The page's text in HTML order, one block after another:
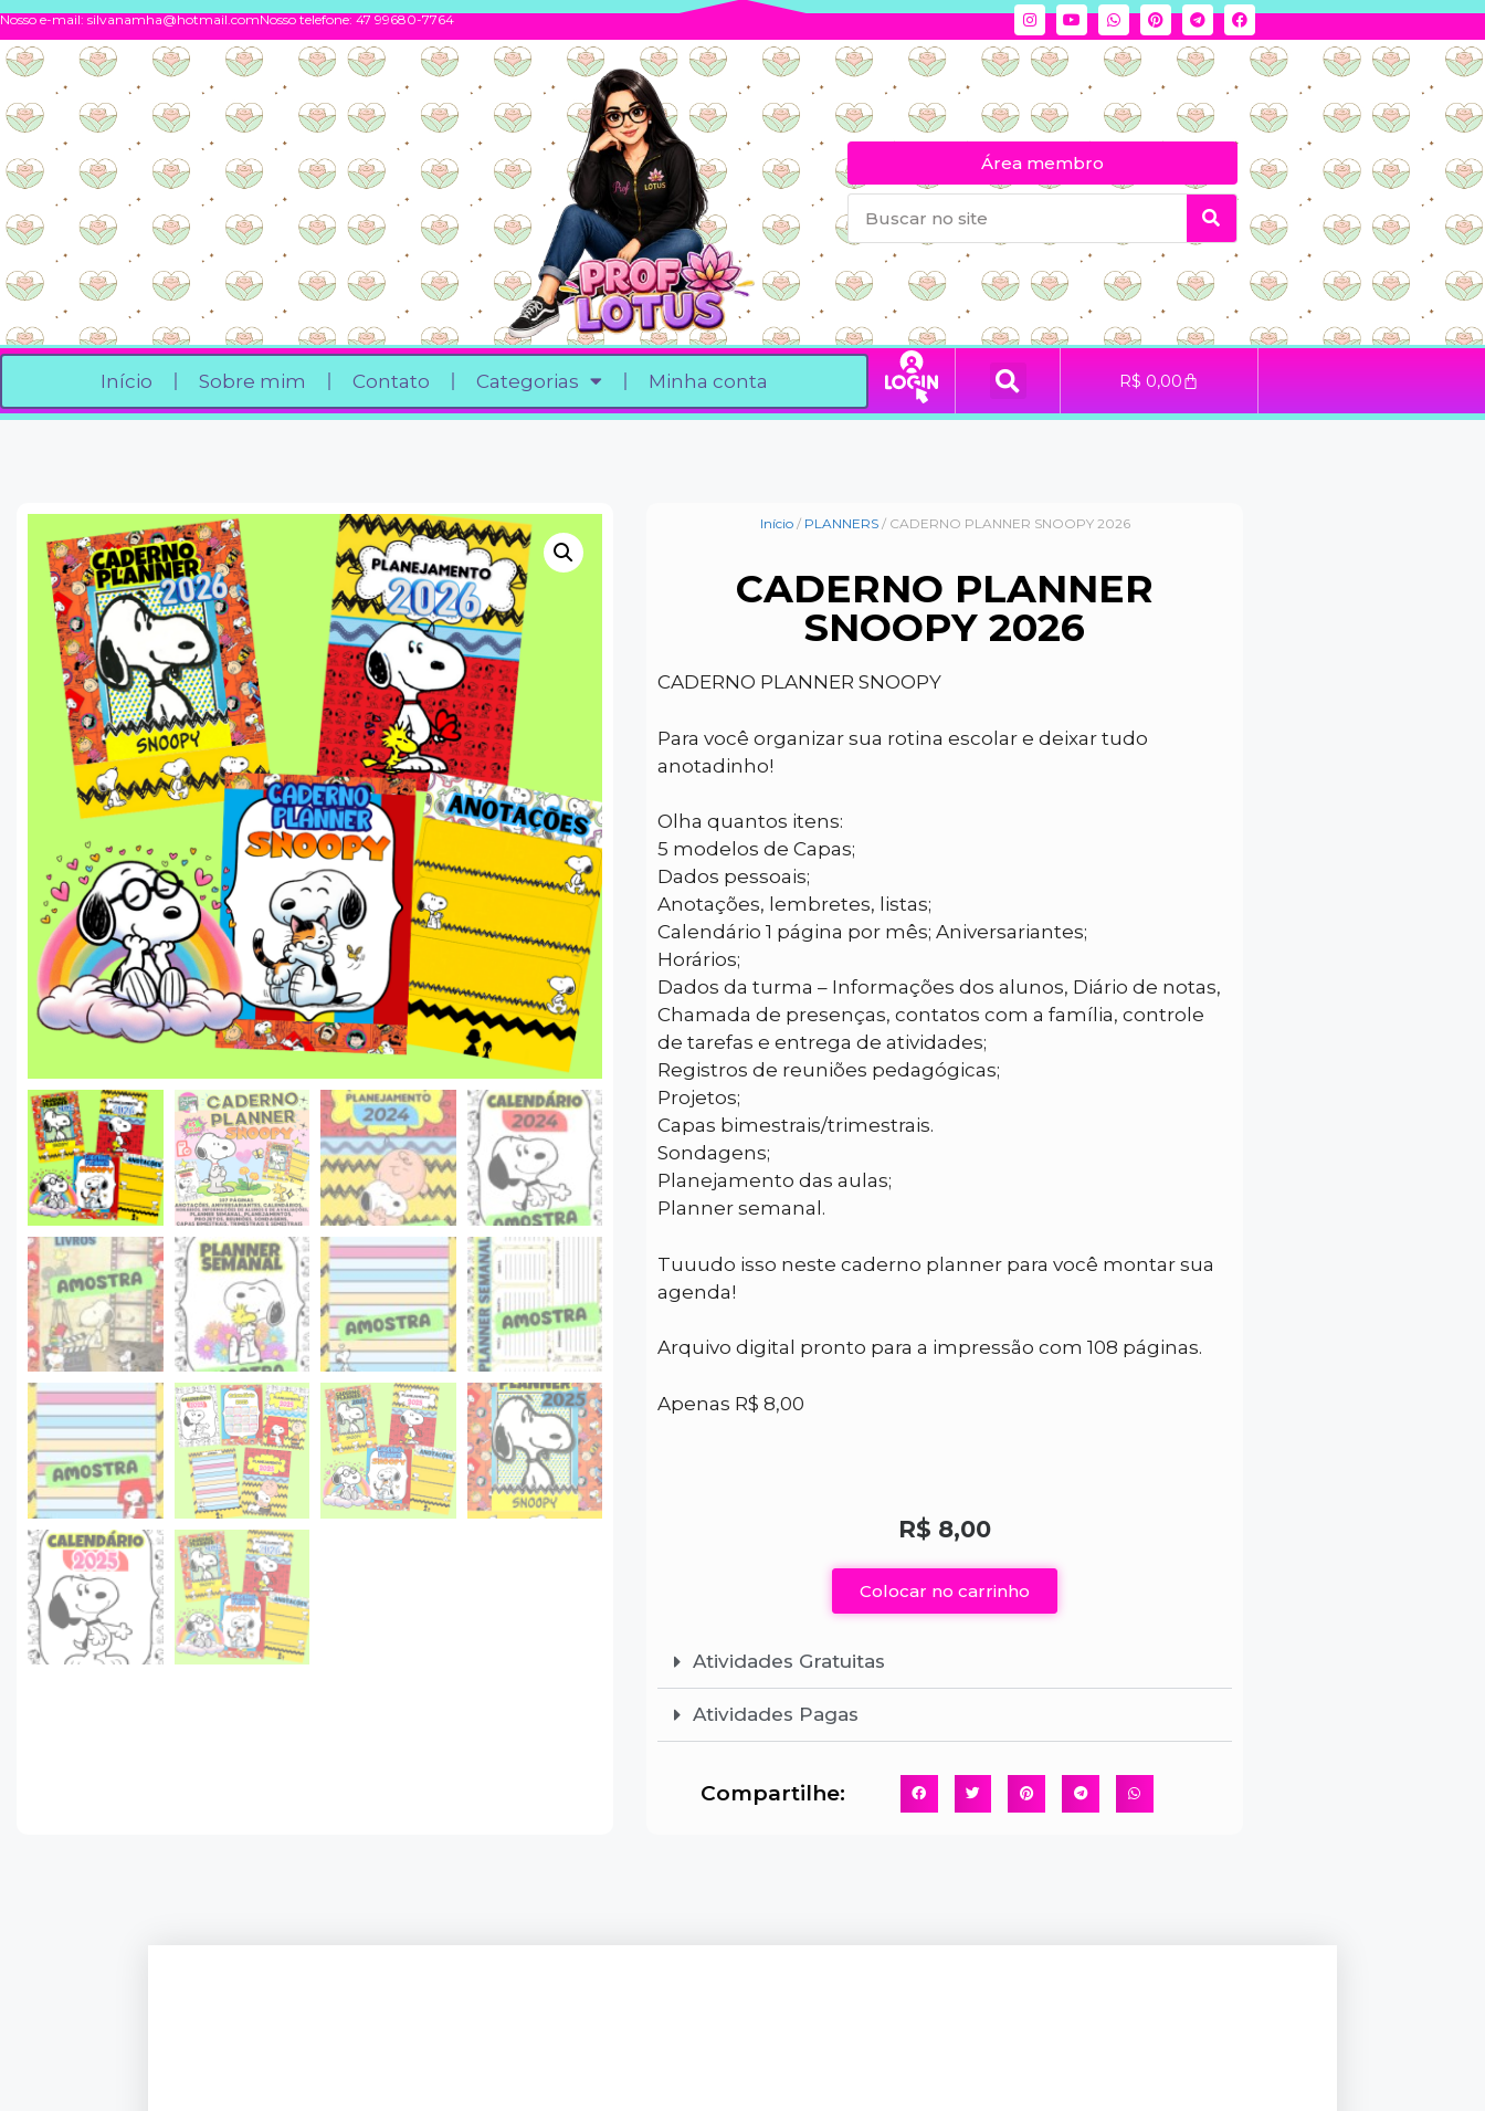
Nosso e-mail: silvanamha@hotmail.comNosso telefone: 47 99680-7764
Área membro
Início Sobre mim Contato Categorias Minha conta R$ 0,00
Início/ PLANNERS/ CADERNO PLANNER SNOOPY 2026
CADERNO PLANNER
SNOOPY 2026
CADERNO PLANNER SNOOPY
Para você organizar sua rotina escolar e deixar tudo
anotadinho!
Olha quantos itens:
5 modelos de Capas;
Dados pessoais;
Anotações, lembretes, listas;
Calendário 1 página por mês; Aniversariantes;
Horários;
Dados da turma – Informações dos alunos, Diário de notas,
Chamada de presenças, contatos com a família, controle
de tarefas e entrega de atividades;
Registros de reuniões pedagógicas;
Projetos;
Capas bimestrais/trimestrais.
Sondagens;
Planejamento das aulas;
Planner semanal.
Tuuudo isso neste caderno planner para você montar sua
agenda!
Arquivo digital pronto para a impressão com 108 páginas.
Apenas R$ 8,00
R$ 8,00
Colocar no carrinho
Atividades Gratuitas
Atividades Pagas
Compartilhe: